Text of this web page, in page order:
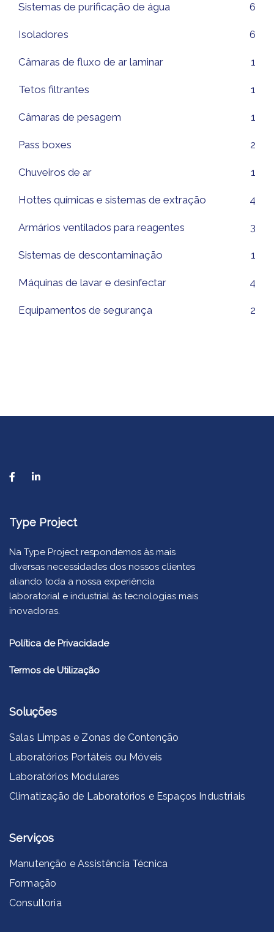
Sistemas de purificação de água 6
Isoladores 6
Câmaras de fluxo de ar laminar 1
Tetos filtrantes 1
Câmaras de pesagem 1
Pass boxes 2
Chuveiros de ar 1
Hottes químicas e sistemas de extração 4
Armários ventilados para reagentes 3
Sistemas de descontaminação 1
Máquinas de lavar e desinfectar 4
Equipamentos de segurança 2
Type Project
Na Type Project respondemos às mais
diversas necessidades dos nossos clientes
aliando toda a nossa experiência
laboratorial e industrial às tecnologias mais
inovadoras.
Política de Privacidade
Termos de Utilização
Soluções
Salas Limpas e Zonas de Contenção
Laboratórios Portáteis ou Móveis
Laboratórios Modulares
Climatização de Laboratórios e Espaços Industriais
Serviços
Manutenção e Assistência Técnica
Formação
Consultoria